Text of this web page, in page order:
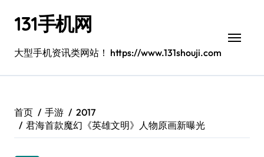
131手机网
大型手机资讯类网站！ https://www.131shouji.com
首页 手游
2017
君海首款魔幻《英雄文明》人物原画新曝光